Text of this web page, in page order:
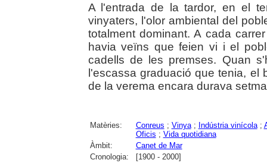
A l'entrada de la tardor, en el
vinyaters, l'olor ambiental del
totalment dominant. A cada
havia veïns que feien vi i el
cadells de les premses. Quan
l'escassa graduació que tenia, el
de la verema encara durava
Matèries: Conreus ; Vinya; Indústria vinícola;
Oficis ; Vida quotidiana
Àmbit:
Canet de Mar
Cronologia:
[1900 - 2000]